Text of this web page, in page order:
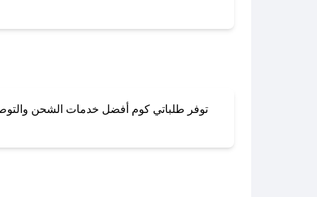
لا تقلق! يمكنك
توفر طلباتي كوم أفضل خدمات الشحن